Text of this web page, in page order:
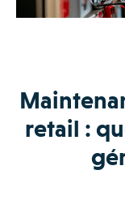
retail :